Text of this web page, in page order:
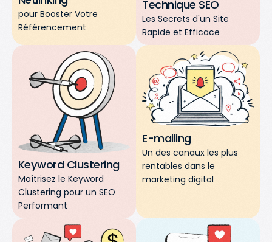
visibilité
ettrafic
pour Booster Votre
Référencement
Technique SEO
Les Secrets d'un Site
Rapide et Efficace
Keyword Clustering
Maîtrisez le Keyword
Clustering pour un SEO
Performant
E-mailing
Un des canaux les plus
rentables dans le
marketing digital